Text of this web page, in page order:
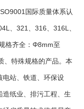
国际质量体系认
、321、316、316L、
格齐全：Φ8mm至
、特殊规格的产品。本
电站、铁道、环保设
纸业、排污工程、生